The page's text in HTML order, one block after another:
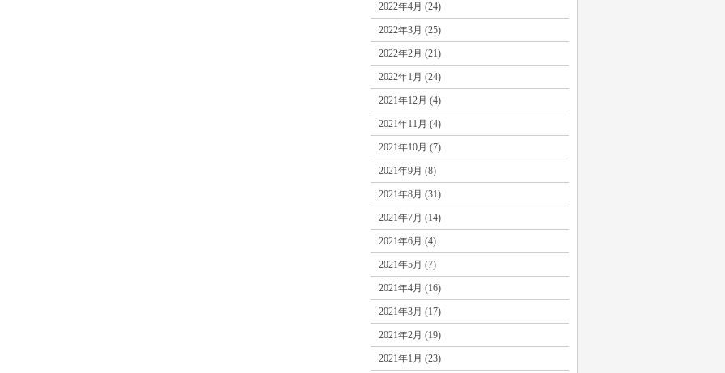
2022年4月 (24)
2022年3月 (25)
2022年2月 (21)
2022年1月 (24)
2021年12月 (4)
2021年11月 (4)
2021年10月 (7)
2021年9月 (8)
2021年8月 (31)
2021年7月 (14)
2021年6月 (4)
2021年5月 (7)
2021年4月 (16)
2021年3月 (17)
2021年2月 (19)
2021年1月 (23)